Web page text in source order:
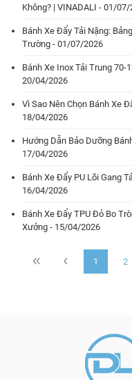
Không? | VINADALI - 01/
Bánh Xe Đẩy Tải Nặng:
Trường - 01/07/2026
Bánh Xe Inox Tải Trung 70-
20/04/2026
Vì Sao Nên Chọn Bánh Xe
18/04/2026
Hướng Dẫn Bảo Dưỡng
17/04/2026
Bánh Xe Đẩy PU Lõi Gang
16/04/2026
Bánh Xe Đẩy TPU Đỏ Bo
Xưởng - 15/04/2026
1 2